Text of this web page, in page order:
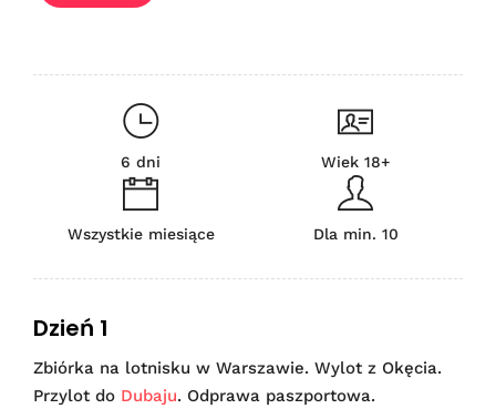
6 dni Wiek 18+
Wszystkie miesiące Dla min. 10
Dzień 1
Zbiórka na lotnisku w Warszawie. Wylot z Okęcia.
Przylot do Dubaju. Odprawa paszportowa.